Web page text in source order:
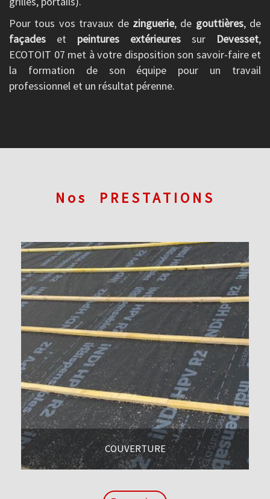
Pour tous vos travaux de zinguerie, de gouttières, de
façades et peintures extérieures sur Devesset,
ECOTOIT 07 met à votre disposition son savoir-faire et
la formation de son équipe pour un travail
professionnel et un résultat pérenne.
Nos PRESTATIONS
COUVERTURE